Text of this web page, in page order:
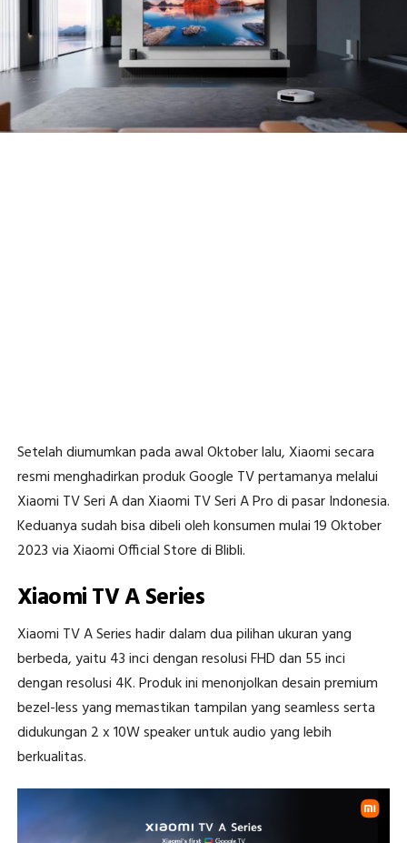
Setelah diumumkan pada awal Oktober lalu, Xiaomi secara
resmi menghadirkan produk Google TV pertamanya melalui
Xiaomi TV Seri A dan Xiaomi TV Seri A Pro di pasar Indonesia.
Keduanya sudah bisa dibeli oleh konsumen mulai 19 Oktober
2023 via Xiaomi Official Store di Blibli.
Xiaomi TV A Series
Xiaomi TV A Series hadir dalam dua pilihan ukuran yang
berbeda, yaitu 43 inci dengan resolusi FHD dan 55 inci
dengan resolusi 4K. Produk ini menonjolkan desain premium
bezel-less yang memastikan tampilan yang seamless serta
didukungan 2 x 10W speaker untuk audio yang lebih
berkualitas.